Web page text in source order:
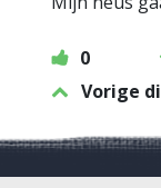
0
Vorige